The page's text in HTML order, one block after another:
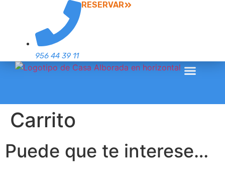
956 44 39 11
RESERVAR
Carrito
Puede que te interese…